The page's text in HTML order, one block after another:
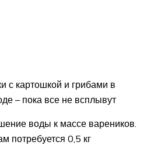
с картошкой и грибами в
– пока все не всплывут
воды к массе вареников.
потребуется 0,5 кг